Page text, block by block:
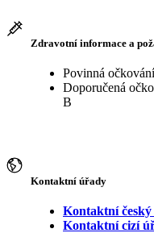
Zdravotní informace a
Povinná
Doporučená
B
Kontaktní úřady
Kontaktní
Kontaktní cizí